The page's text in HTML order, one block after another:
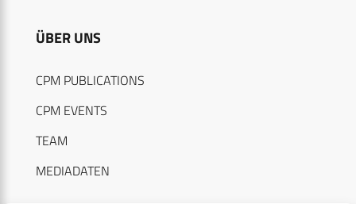
ÜBER UNS
CPM PUBLICATIONS
CPM EVENTS
TEAM
MEDIADATEN